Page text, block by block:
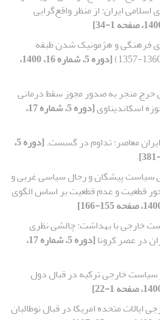
ایران: از منظر واقع‌گرایی
فرهنگی و هژمونیک شدن طبقه
[دوره 5، شماره 16، 1400،
حرج منجر به صدور مجوز سقط درمانی
اسکاندیناوی
[دوره 5، شماره 17،
معاصر؛ تداوم در گسست.
[دوره 5،
سیاست پیشگان و رجال سیاسی غربی و
قطعیت و عدم قطعیت بر اساس الگوی
خارجی با بهداشت: چالشی نظری
در عصر کرونا
[دوره 5، شماره 17،
سیاست خارجی ترکیه در قبال دول
ایالات متحده امریکا در قبال نوطالبان